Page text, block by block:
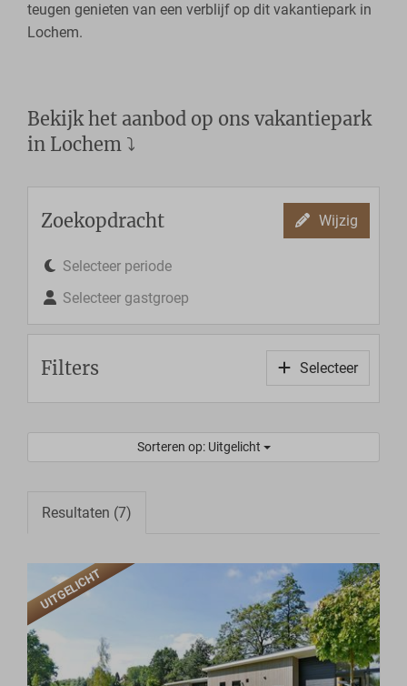
teugen genieten van een verblijf op dit vakantiepark in
Lochem.
Bekijk het aanbod op ons vakantiepark
in Lochem ⤵
Zoekopdracht Wijzig
Selecteer periode
Selecteer gastgroep
Filters Selecteer
Sorteren op: Uitgelicht
Resultaten (7)
UITGELICHT